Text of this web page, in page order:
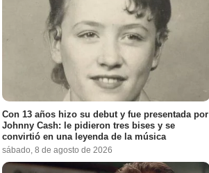
Con 13 años hizo su debut y fue presentada por
Johnny Cash: le pidieron tres bises y se
convirtió en una leyenda de la música
sábado, 8 de agosto de 2026